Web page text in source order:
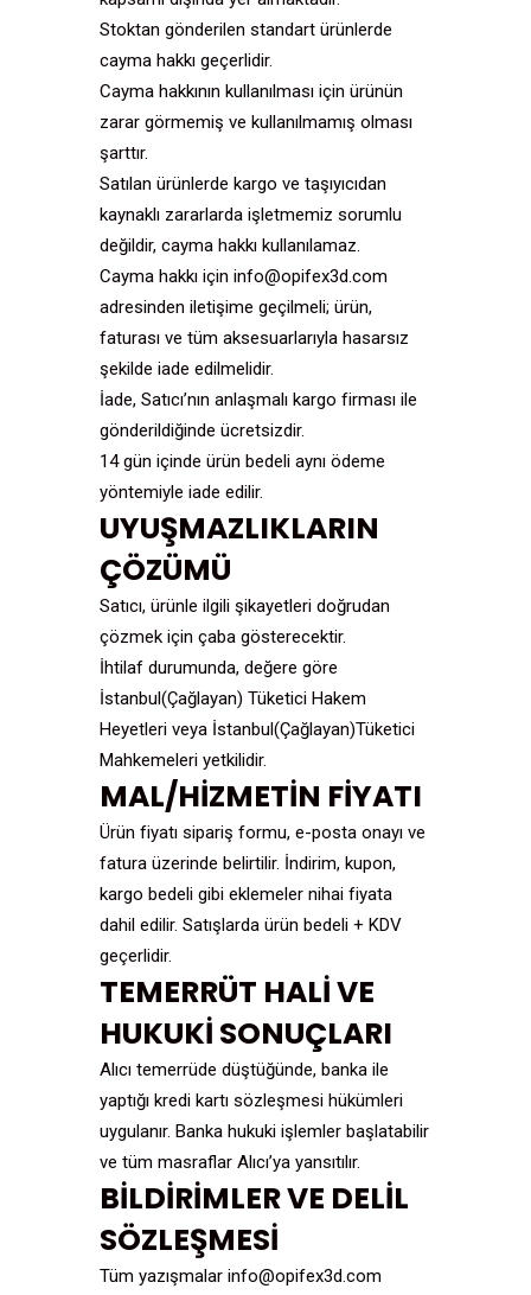
Stoktan gönderilen standart ürünlerde
cayma hakkı geçerlidir.
Cayma hakkının kullanılması için ürünün
zarar görmemiş ve kullanılmamış olması
şarttır.
Satılan ürünlerde kargo ve taşıyıcıdan
kaynaklı zararlarda işletmemiz sorumlu
değildir, cayma hakkı kullanılamaz.
Cayma hakkı için info@opifex3d.com
adresinden iletişime geçilmeli; ürün,
faturası ve tüm aksesuarlarıyla hasarsız
şekilde iade edilmelidir.
İade, Satıcı’nın anlaşmalı kargo firması ile
gönderildiğinde ücretsizdir.
14 gün içinde ürün bedeli aynı ödeme
yöntemiyle iade edilir.
UYUŞMAZLIKLARIN
ÇÖZÜMÜ
Satıcı, ürünle ilgili şikayetleri doğrudan
çözmek için çaba gösterecektir.
İhtilaf durumunda, değere göre
İstanbul(Çağlayan) Tüketici Hakem
Heyetleri veya İstanbul(Çağlayan)Tüketici
Mahkemeleri yetkilidir.
MAL/HİZMETİN FİYATI
Ürün fiyatı sipariş formu, e-posta onayı ve
fatura üzerinde belirtilir. İndirim, kupon,
kargo bedeli gibi eklemeler nihai fiyata
dahil edilir. Satışlarda ürün bedeli + KDV
geçerlidir.
TEMERRÜT HALİ VE
HUKUKİ SONUÇLARI
Alıcı temerrüde düştüğünde, banka ile
yaptığı kredi kartı sözleşmesi hükümleri
uygulanır. Banka hukuki işlemler başlatabilir
ve tüm masraflar Alıcı’ya yansıtılır.
BİLDİRİMLER VE DELİL
SÖZLEŞMESİ
Tüm yazışmalar info@opifex3d.com